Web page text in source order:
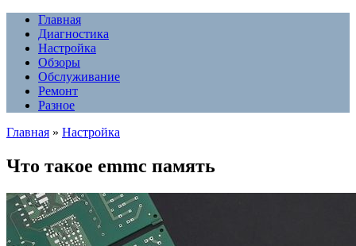
Главная
Диагностика
Настройка
Обзоры
Обслуживание
Ремонт
Разное
Главная » Настройка
Что такое emmc память